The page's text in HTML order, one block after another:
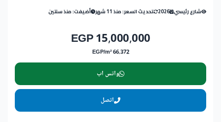
شارع رئيسي 2026 تحديث السعر: منذ 11 شهر أضيفت: منذ سنتين
15,000,000 EGP
66,372 EGP/m²
واتس اب
اتصل